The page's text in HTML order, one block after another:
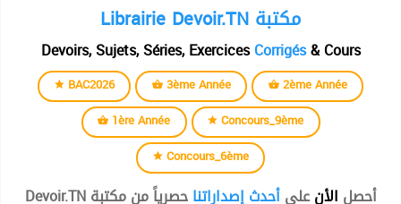
Librairie Devoir.TN مكتبة
Devoirs, Sujets, Séries, ExercicesCorrigés& Cours
BAC2026 3ème Année
2ème Année
1ère Année
Concours_9ème
Concours_6ème
أحصل الأنعلىأحدث إصداراتناحصرياً من مكتبة Devoir.TN